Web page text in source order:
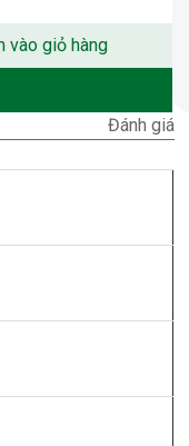
vào giỏ hàng
Đánh giá